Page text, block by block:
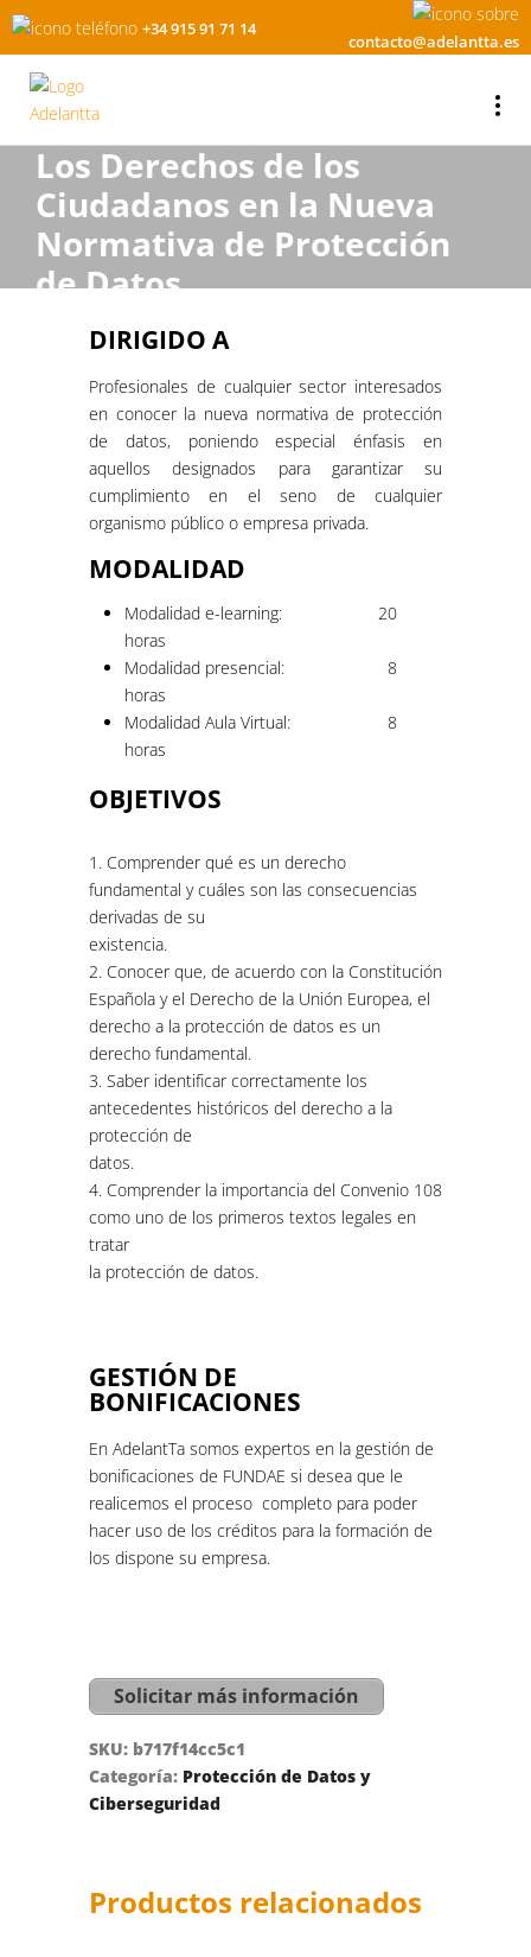
+34 915 91 71 14
contacto@adelantta.es
Los Derechos de los
Ciudadanos en la Nueva
Normativa de Protección
de Datos
DIRIGIDO A
Profesionales de cualquier sector interesados
en conocer la nueva normativa de protección
de datos, poniendo especial énfasis en
aquellos designados para garantizar su
cumplimiento en el seno de cualquier
organismo público o empresa privada.
MODALIDAD
Modalidad e-learning:
20
horas
Modalidad presencial:
8
horas
Modalidad Aula Virtual:
8
horas
OBJETIVOS
1. Comprender qué es un derecho
fundamental y cuáles son las consecuencias
derivadas de su
existencia.
2. Conocer que, de acuerdo con la Constitución
Española y el Derecho de la Unión Europea, el
derecho a la protección de datos es un
derecho fundamental.
3. Saber identificar correctamente los
antecedentes históricos del derecho a la
protección de
datos.
4. Comprender la importancia del Convenio 108
como uno de los primeros textos legales en
tratar
la protección de datos.
GESTIÓN DE
BONIFICACIONES
En AdelantTa somos expertos en la gestión de
bonificaciones de FUNDAE si desea que le
realicemos el proceso completo para poder
hacer uso de los créditos para la formación de
los dispone su empresa.
Solicitar más información
SKU: b717f14cc5c1
Categoría: Protección de Datos y
Ciberseguridad
Productos relacionados